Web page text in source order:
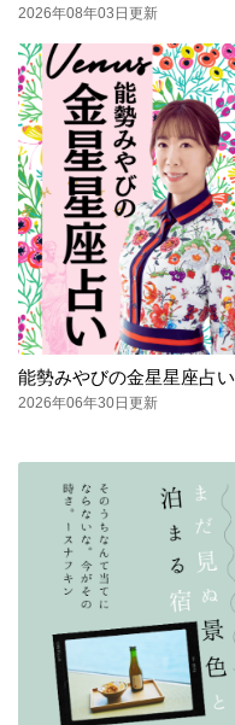
2026年08年03日更新
能勢みやびの金星星座占い
2026年06年30日更新